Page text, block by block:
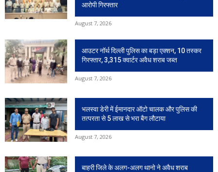
आरोपी गिरफ्तार
August 7, 2026
आउटर नॉर्थ दिल्ली पुलिस का बड़ा एक्शन, 10 तस्कर
गिरफ्तार, 3,315 क्वार्टर अवैध शराब जब्त
August 7, 2026
भलस्वा डेरी में ईमानदार ऑटो चालक और पुलिस की
तत्परता से 5 लाख से भरा बैग लौटाया
August 7, 2026
बाहरी जिले के अलग-अलग थानो ने अवैध शराब